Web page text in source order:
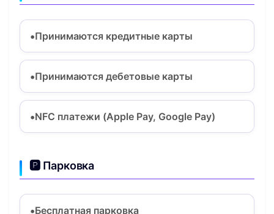
Принимаются кредитные карты
Принимаются дебетовые карты
NFC платежи (Apple Pay, Google Pay)
🅿️ Парковка
Бесплатная парковка